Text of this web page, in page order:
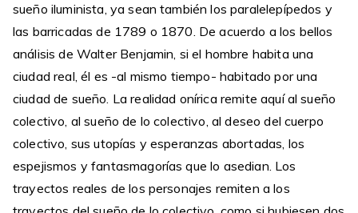
sueño iluminista, ya sean también los paralelepípedos y
las barricadas de 1789 o 1870. De acuerdo a los bellos
análisis de Walter Benjamin, si el hombre habita una
ciudad real, él es -al mismo tiempo- habitado por una
ciudad de sueño. La realidad onírica remite aquí al sueño
colectivo, al sueño de lo colectivo, al deseo del cuerpo
colectivo, sus utopías y esperanzas abortadas, los
espejismos y fantasmagorías que lo asedian. Los
trayectos reales de los personajes remiten a los